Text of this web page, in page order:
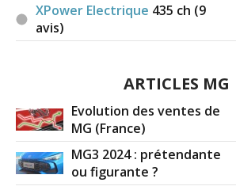
XPower Electrique 435 ch (9
avis)
ARTICLES MG
Evolution des ventes de
MG (France)
MG3 2024 : prétendante
ou figurante ?